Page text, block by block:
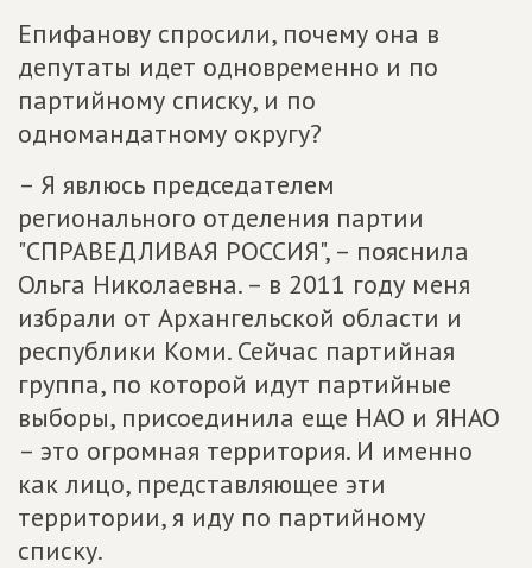
Епифанову спросили, почему она в
депутаты идет одновременно и по
партийному списку, и по
одномандатному округу?
– Я явлюсь председателем
регионального отделения партии
"СПРАВЕДЛИВАЯ РОССИЯ", – пояснила
Ольга Николаевна. – в 2011 году меня
избрали от Архангельской области и
республики Коми. Сейчас партийная
группа, по которой идут партийные
выборы, присоединила еще НАО и ЯНАО
– это огромная территория. И именно
как лицо, представляющее эти
территории, я иду по партийному
списку.